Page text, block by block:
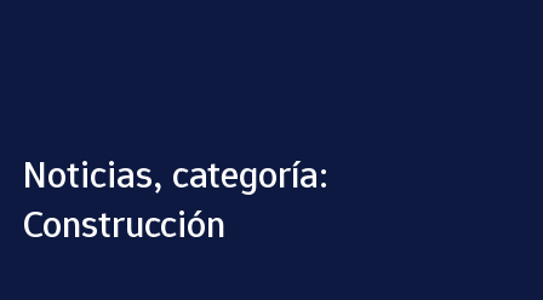
Noticias, categoría:
Construcción